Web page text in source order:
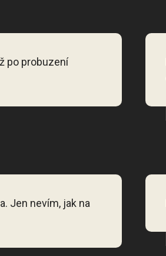
po probuzení
Jen nevím, jak na